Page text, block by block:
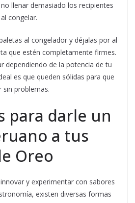
llenar demasiado los recipientes
congelar.
al congelador y déjalas por al
que estén completamente firmes.
dependiendo de la potencia de tu
es que queden sólidas para que
sin problemas.
para darle un
a tus
Oreo
y experimentar con sabores
existen diversas formas